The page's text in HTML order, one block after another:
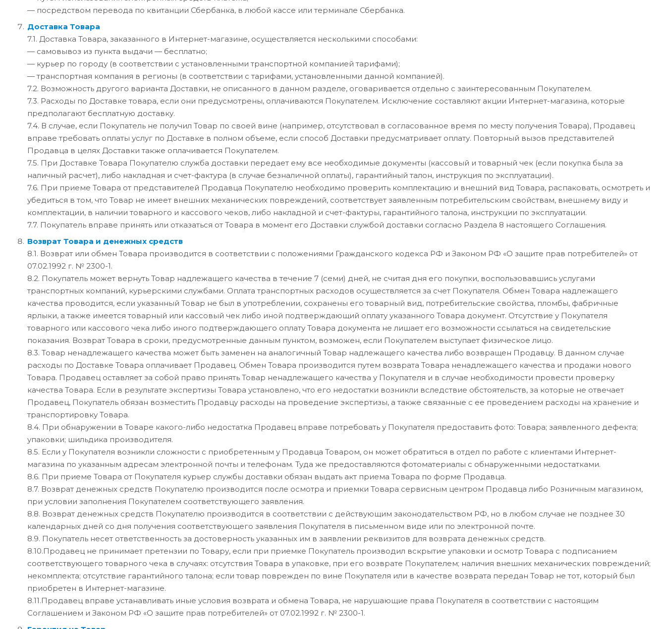
— посредством перевода по квитанции Сбербанка, в любой кассе или терминале Сбербанка.
Доставка Товара
7.1. Доставка Товара, заказанного в Интернет-магазине, осуществляется несколькими способами:
— самовывоз из пункта выдачи — бесплатно;
— курьер по городу (в соответствии с установленными транспортной компанией тарифами);
— транспортная компания в регионы (в соответствии с тарифами, установленными данной компанией).
7.2. Возможность другого варианта Доставки, не описанного в данном разделе, оговаривается отдельно с заинтересованным Покупателем.
7.3. Расходы по Доставке товара, если они предусмотрены, оплачиваются Покупателем. Исключение составляют акции Интернет-магазина, которые
предполагают бесплатную доставку.
7.4. В случае, если Покупатель не получил Товар по своей вине (например, отсутствовал в согласованное время по месту получения Товара), Продавец
вправе требовать оплаты услуг по Доставке в полном объеме, если способ Доставки предусматривает оплату. Повторный вызов представителей
Продавца в целях Доставки также оплачивается Покупателем.
7.5. При Доставке Товара Покупателю служба доставки передает ему все необходимые документы (кассовый и товарный чек (если покупка была за
наличный расчет), либо накладная и счет-фактура (в случае безналичной оплаты), гарантийный талон, инструкция по эксплуатации).
7.6. При приеме Товара от представителей Продавца Покупателю необходимо проверить комплектацию и внешний вид Товара, распаковать, осмотреть и
убедиться в том, что Товар не имеет внешних механических повреждений, соответствует заявленным потребительским свойствам, внешнему виду и
комплектации, в наличии товарного и кассового чеков, либо накладной и счет-фактуры, гарантийного талона, инструкции по эксплуатации.
7.7. Покупатель вправе принять или отказаться от Товара в момент его Доставки службой доставки согласно Раздела 8 настоящего Соглашения.
Возврат Товара и денежных средств
8.1. Возврат или обмен Товара производится в соответствии с положениями Гражданского кодекса РФ и Законом РФ «О защите прав потребителей» от
07.02.1992 г. № 2300-1.
8.2. Покупатель может вернуть Товар надлежащего качества в течение 7 (семи) дней, не считая дня его покупки, воспользовавшись услугами
транспортных компаний, курьерскими службами. Оплата транспортных расходов осуществляется за счет Покупателя. Обмен Товара надлежащего
качества проводится, если указанный Товар не был в употреблении, сохранены его товарный вид, потребительские свойства, пломбы, фабричные
ярлыки, а также имеется товарный или кассовый чек либо иной подтверждающий оплату указанного Товара документ. Отсутствие у Покупателя
товарного или кассового чека либо иного подтверждающего оплату Товара документа не лишает его возможности ссылаться на свидетельские
показания. Возврат Товара в сроки, предусмотренные данным пунктом, возможен, если Покупателем выступает физическое лицо.
8.3. Товар ненадлежащего качества может быть заменен на аналогичный Товар надлежащего качества либо возвращен Продавцу. В данном случае
расходы по Доставке Товара оплачивает Продавец. Обмен Товара производится путем возврата Товара ненадлежащего качества и продажи нового
Товара. Продавец оставляет за собой право принять Товар ненадлежащего качества у Покупателя и в случае необходимости провести проверку
качества Товара. Если в результате экспертизы Товара установлено, что его недостатки возникли вследствие обстоятельств, за которые не отвечает
Продавец, Покупатель обязан возместить Продавцу расходы на проведение экспертизы, а также связанные с ее проведением расходы на хранение и
транспортировку Товара.
8.4. При обнаружении в Товаре какого-либо недостатка Продавец вправе потребовать у Покупателя предоставить фото: Товара; заявленного дефекта;
упаковки; шильдика производителя.
8.5. Если у Покупателя возникли сложности с приобретенным у Продавца Товаром, он может обратиться в отдел по работе с клиентами Интернет-
магазина по указанным адресам электронной почты и телефонам. Туда же предоставляются фотоматериалы с обнаруженными недостатками.
8.6. При приеме Товара от Покупателя курьер службы доставки обязан выдать акт приема Товара по форме Продавца.
8.7. Возврат денежных средств Покупателю производится после осмотра и приемки Товара сервисным центром Продавца либо Розничным магазином,
при условии заполнения Покупателем соответствующего заявления.
8.8. Возврат денежных средств Покупателю производится в соответствии с действующим законодательством РФ, но в любом случае не позднее 30
календарных дней со дня получения соответствующего заявления Покупателя в письменном виде или по электронной почте.
8.9. Покупатель несет ответственность за достоверность указанных им в заявлении реквизитов для возврата денежных средств.
8.10.Продавец не принимает претензии по Товару, если при приемке Покупатель производил вскрытие упаковки и осмотр Товара с подписанием
соответствующего товарного чека в случаях: отсутствия Товара в упаковке, при его возврате Покупателем; наличия внешних механических повреждений;
некомплекта; отсутствие гарантийного талона; если товар поврежден по вине Покупателя или в качестве возврата передан Товар не тот, который был
приобретен в Интернет-магазине.
8.11.Продавец вправе устанавливать иные условия возврата и обмена Товара, не нарушающие права Покупателя в соответствии с настоящим
Соглашением и Законом РФ «О защите прав потребителей» от 07.02.1992 г. № 2300-1.